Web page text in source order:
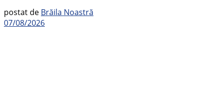
postat de Brăila Noastră
07/08/2026